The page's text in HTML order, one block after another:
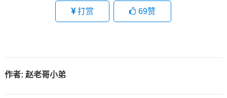
打赏 69赞
作者: 赵老哥小弟